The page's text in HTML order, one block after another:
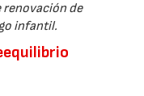
renovación de
infantil.